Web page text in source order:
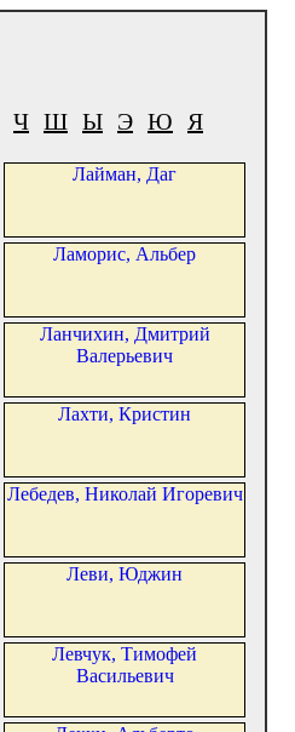
Ч Ш Ы Э Ю Я
Лайман, Даг
Ламорис, Альбер
Ланчихин, Дмитрий
Валерьевич
Лахти, Кристин
Лебедев, Николай Игоревич
Леви, Юджин
Левчук, Тимофей
Васильевич